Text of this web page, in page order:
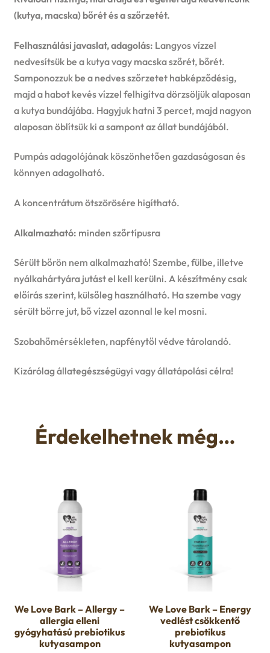
(kutya, macska) bőrét és a szőrzetét.
Felhasználási javaslat, adagolás: Langyos vízzel
nedvesítsük be a kutya vagy macska szőrét, bőrét.
Samponozzuk be a nedves szőrzetet habképződésig,
majd a habot kevés vízzel felhigítva dörzsöljük alaposan
a kutya bundájába. Hagyjuk hatni 3 percet, majd nagyon
alaposan öblítsük ki a sampont az állat bundájából.
Pumpás adagolójának köszönhetően gazdaságosan és
könnyen adagolható.
A koncentrátum ötszörösére higítható.
Alkalmazható: minden szőrtípusra
Sérült bőrön nem alkalmazható! Szembe, fülbe, illetve
nyálkahártyára jutást el kell kerülni. A készítmény csak
előírás szerint, külsőleg használható. Ha szembe vagy
sérült bőrre jut, bő vízzel azonnal le kel mosni.
Szobahőmérsékleten, napfénytől védve tárolandó.
Kizárólag állategészségügyi vagy állatápolási célra!
Érdekelhetnek még…
We Love Bark – Allergy –
allergia elleni
gyógyhatású prebiotikus
kutyasampon
We Love Bark – Energy
vedlést csökkentő
prebiotikus
kutyasampon